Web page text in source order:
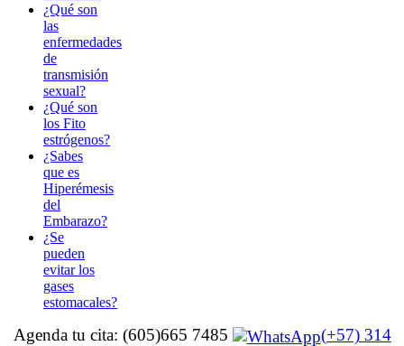
¿Qué son
las
enfermedades
de
transmisión
sexual?
¿Qué son
los Fito
estrógenos?
¿Sabes
que es
Hiperémesis
del
Embarazo?
¿Se
pueden
evitar los
gases
estomacales?
Agenda tu cita: (605)665 7485 (+57) 314